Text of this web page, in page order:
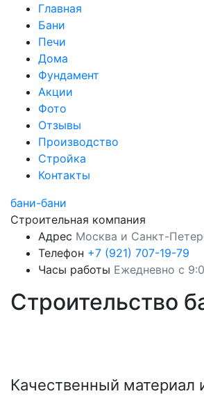
Главная
Бани
Печи
Дома
Фундамент
Акции
Фото
Отзывы
Производство
Стройка
Контакты
бани-бани
Строительная компания
Адрес Москва и Санкт-
Телефон +7 (921) 707-19-79
Часы работы Ежедневно с
Строительство
Качественный материал